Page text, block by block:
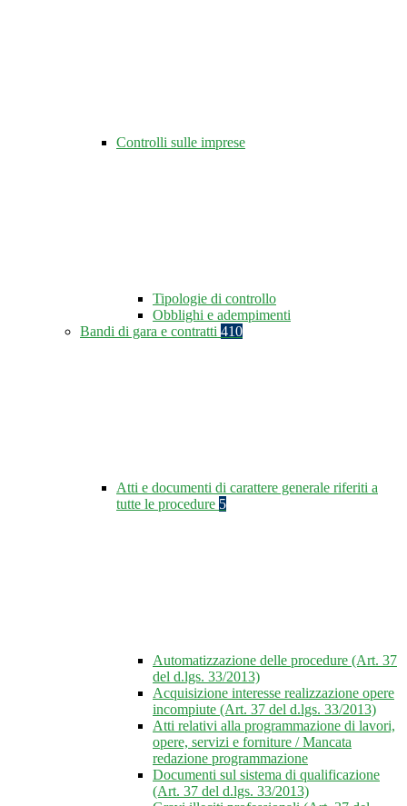
Controlli sulle imprese
Tipologie di controllo
Obblighi e adempimenti
Bandi di gara e contratti 410
Atti e documenti di carattere generale riferiti a
tutte le procedure 5
Automatizzazione delle procedure (Art. 37
del d.lgs. 33/2013)
Acquisizione interesse realizzazione opere
incompiute (Art. 37 del d.lgs. 33/2013)
Atti relativi alla programmazione di lavori,
opere, servizi e forniture / Mancata
redazione programmazione
Documenti sul sistema di qualificazione
(Art. 37 del d.lgs. 33/2013)